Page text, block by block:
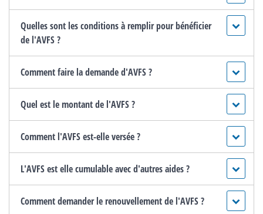
Quelles sont les conditions à remplir pour bénéficier
de l'AVFS ?
Comment faire la demande d'AVFS ?
Quel est le montant de l'AVFS ?
Comment l'AVFS est-elle versée ?
L'AVFS est elle cumulable avec d'autres aides ?
Comment demander le renouvellement de l'AVFS ?